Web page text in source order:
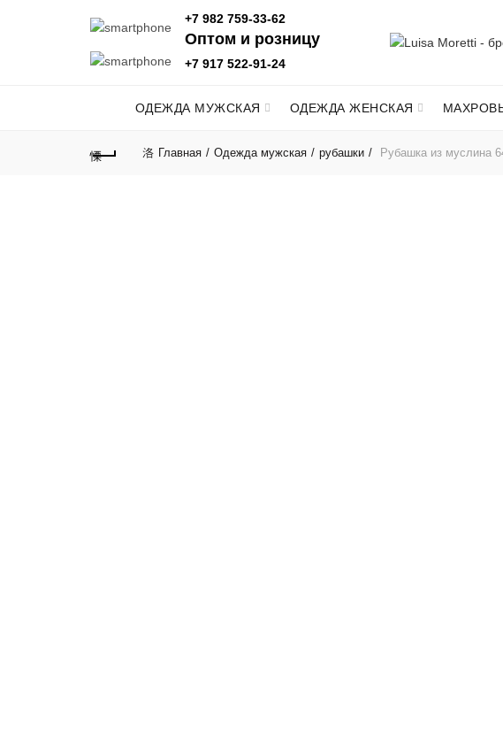
+7 982 759-33-62
Оптом и розницу
+7 917 522-91-24
ОДЕЖДА МУЖСКАЯ ОДЕЖДА ЖЕНСКАЯ
Главная Одежда мужская рубашки Рубашка из муслина